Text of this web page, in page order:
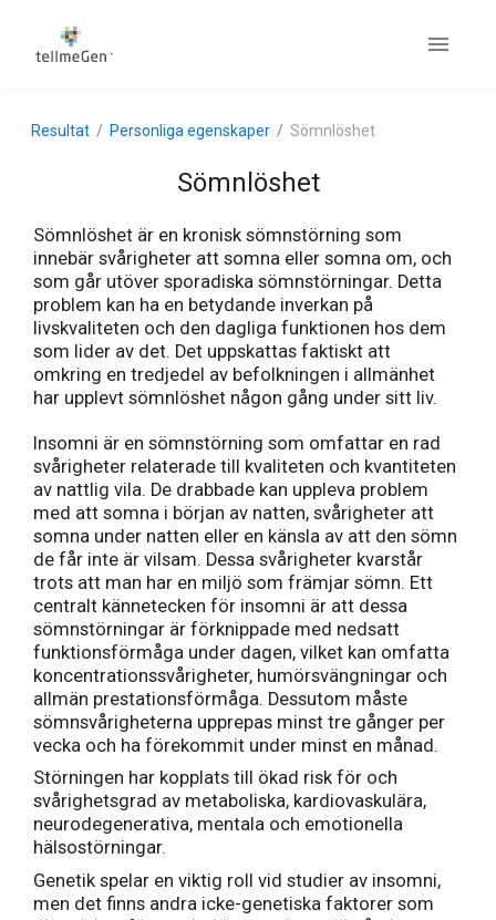
Resultat Personliga egenskaper Sömnlöshet
Sömnlöshet
Sömnlöshet är en kronisk sömnstörning som
innebär svårigheter att somna eller somna om, och
som går utöver sporadiska sömnstörningar. Detta
problem kan ha en betydande inverkan på
livskvaliteten och den dagliga funktionen hos dem
som lider av det. Det uppskattas faktiskt att
omkring en tredjedel av befolkningen i allmänhet
har upplevt sömnlöshet någon gång under sitt liv.
Insomni är en sömnstörning som omfattar en rad
svårigheter relaterade till kvaliteten och kvantiteten
av nattlig vila. De drabbade kan uppleva problem
med att somna i början av natten, svårigheter att
somna under natten eller en känsla av att den sömn
de får inte är vilsam. Dessa svårigheter kvarstår
trots att man har en miljö som främjar sömn. Ett
centralt kännetecken för insomni är att dessa
sömnstörningar är förknippade med nedsatt
funktionsförmåga under dagen, vilket kan omfatta
koncentrationssvårigheter, humörsvängningar och
allmän prestationsförmåga. Dessutom måste
sömnsvårigheterna upprepas minst tre gånger per
vecka och ha förekommit under minst en månad.
Störningen har kopplats till ökad risk för och
svårighetsgrad av metaboliska, kardiovaskulära,
neurodegenerativa, mentala och emotionella
hälsostörningar.
Genetik spelar en viktig roll vid studier av insomni,
men det finns andra icke-genetiska faktorer som